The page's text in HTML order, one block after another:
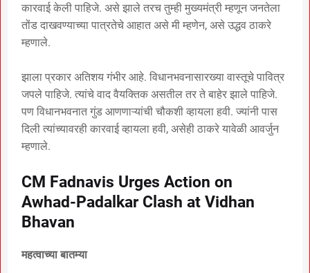
कारवाई केली पाहिजे. असे झाले तरच तुम्ही मुख्यमंत्री म्हणून जनतेला
तोंड दाखवण्याच्या पात्रतेचे आहात असे मी म्हणेन, असे उद्धव ठाकरे
म्हणाले.
झाला प्रकार अतिशय गंभीर आहे. विधानभवनासारख्या वास्तूचे पावित्र
जपले पाहिजे. त्यांचे वाद वैयक्तिक असतील तर ते बाहेर झाले पाहिजे.
पण विधानभवनात गुंड आणणाऱ्यांची चौकशी व्हायला हवी. ज्यांनी पास
दिली त्यांच्यावरही कारवाई व्हायला हवी, असेही ठाकरे यावेळी आवर्जुन
म्हणाले.
CM Fadnavis Urges Action on
Awhad-Padalkar Clash at Vidhan
Bhavan
महत्वाच्या बातम्या